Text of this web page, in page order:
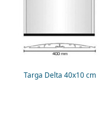
Targa Delta 40x10 cm